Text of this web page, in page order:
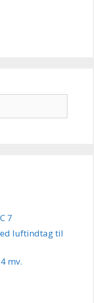
7
luftindtag til
mv.